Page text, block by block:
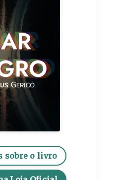
sobre o livro